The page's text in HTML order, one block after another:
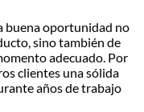
buena oportunidad no
sino también de
adecuado. Por
clientes una sólida
años de trabajo